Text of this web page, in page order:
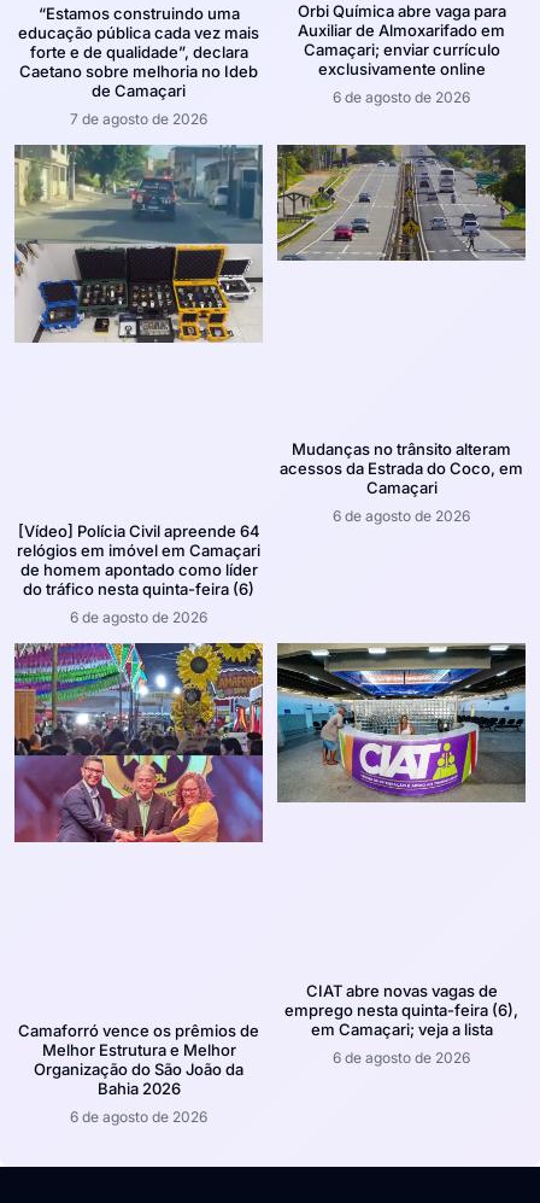
“Estamos construindo uma
educação pública cada vez mais
forte e de qualidade”, declara
Caetano sobre melhoria no Ideb
de Camaçari
7 de agosto de 2026
Orbi Química abre vaga para
Auxiliar de Almoxarifado em
Camaçari; enviar currículo
exclusivamente online
6 de agosto de 2026
[Vídeo] Polícia Civil apreende 64
relógios em imóvel em Camaçari
de homem apontado como líder
do tráfico nesta quinta-feira (6)
6 de agosto de 2026
Mudanças no trânsito alteram
acessos da Estrada do Coco, em
Camaçari
6 de agosto de 2026
Camaforró vence os prêmios de
Melhor Estrutura e Melhor
Organização do São João da
Bahia 2026
6 de agosto de 2026
CIAT abre novas vagas de
emprego nesta quinta-feira (6),
em Camaçari; veja a lista
6 de agosto de 2026